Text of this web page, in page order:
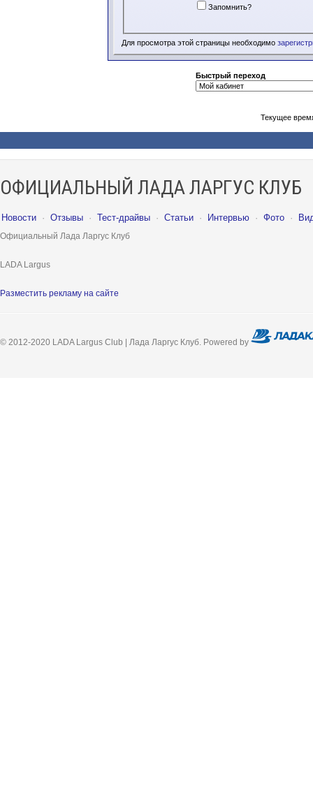
Запомнить?
Для просмотра этой страницы необходимо
Быстрый переход
Текущее
ОФИЦИАЛЬНЫЙ ЛАДА ЛАРГУС КЛУБ
Новости · Отзывы · Тест-драйвы · Статьи · Интервью · Фото ·
Официальный Лада Ларгус Клуб
LADA Largus
Разместить рекламу на сайте
© 2012-2020 LADA Largus Club | Лада Ларгус Клуб. Powered by